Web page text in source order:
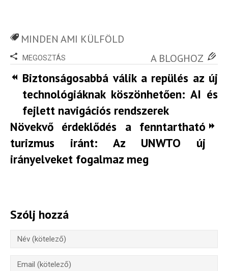
Hírlevél
MINDEN AMI KÜLFÖLD
MEGOSZTÁS A BLOGHOZ
Biztonságosabbá válik a repülés az új
technológiáknak köszönhetően: AI és
fejlett navigációs rendszerek
Növekvő érdeklődés a fenntartható
turizmus iránt: Az UNWTO új
irányelveket fogalmaz meg
Szólj hozzá